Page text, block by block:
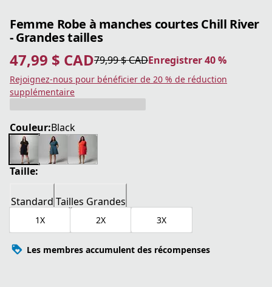
Femme Robe à manches courtes Chill River
- Grandes tailles
47,99 $ CAD
prix actuel 47,99 $ CAD79,99 $ CAD
prix original 79,99 $ CAD Enregistrer 40 %
Enregistrer 40 %
Rejoignez-nous pour bénéficier de 20 % de réduction
supplémentaire
Couleur:Black
Taille:
Standard Tailles Grandes
1X 2X 3X
Les membres accumulent des récompenses